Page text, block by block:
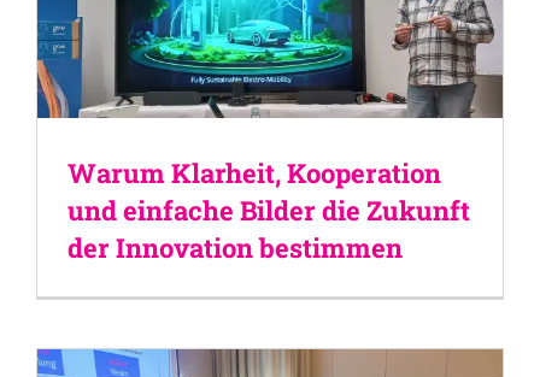
Warum Klarheit, Kooperation
und einfache Bilder die Zukunft
der Innovation bestimmen